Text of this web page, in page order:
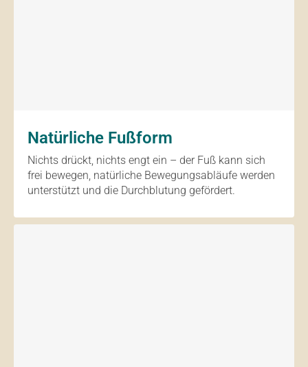
Natürliche Fußform
Nichts drückt, nichts engt ein – der Fuß kann sich
frei bewegen, natürliche Bewegungsabläufe werden
unterstützt und die Durchblutung gefördert.